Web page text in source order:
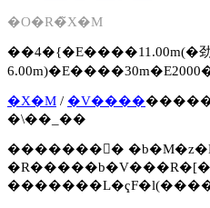
�O�R�̃X�M
��4�{�E����11.00m(�
�X�M / �V����
�\��_��
�������񍐏�